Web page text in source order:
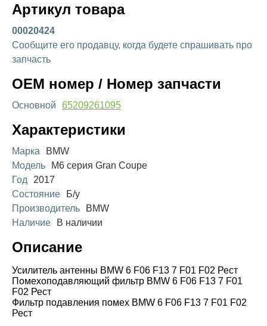
Артикул товара
00020424
Сообщите его продавцу, когда будете спрашивать про
запчасть
OEM номер / Номер запчасти
Основной 65209261095
Характеристики
Марка
BMW
Модель
M6 серия Gran Coupe
Год
2017
Состояние
Б/у
Производитель
BMW
Наличие
В наличии
Описание
Усилитель антенны BMW 6 F06 F13 7 F01 F02 Рест
Помехоподавляющий фильтр BMW 6 F06 F13 7 F01
F02 Рест
Фильтр подавления помех BMW 6 F06 F13 7 F01 F02
Рест